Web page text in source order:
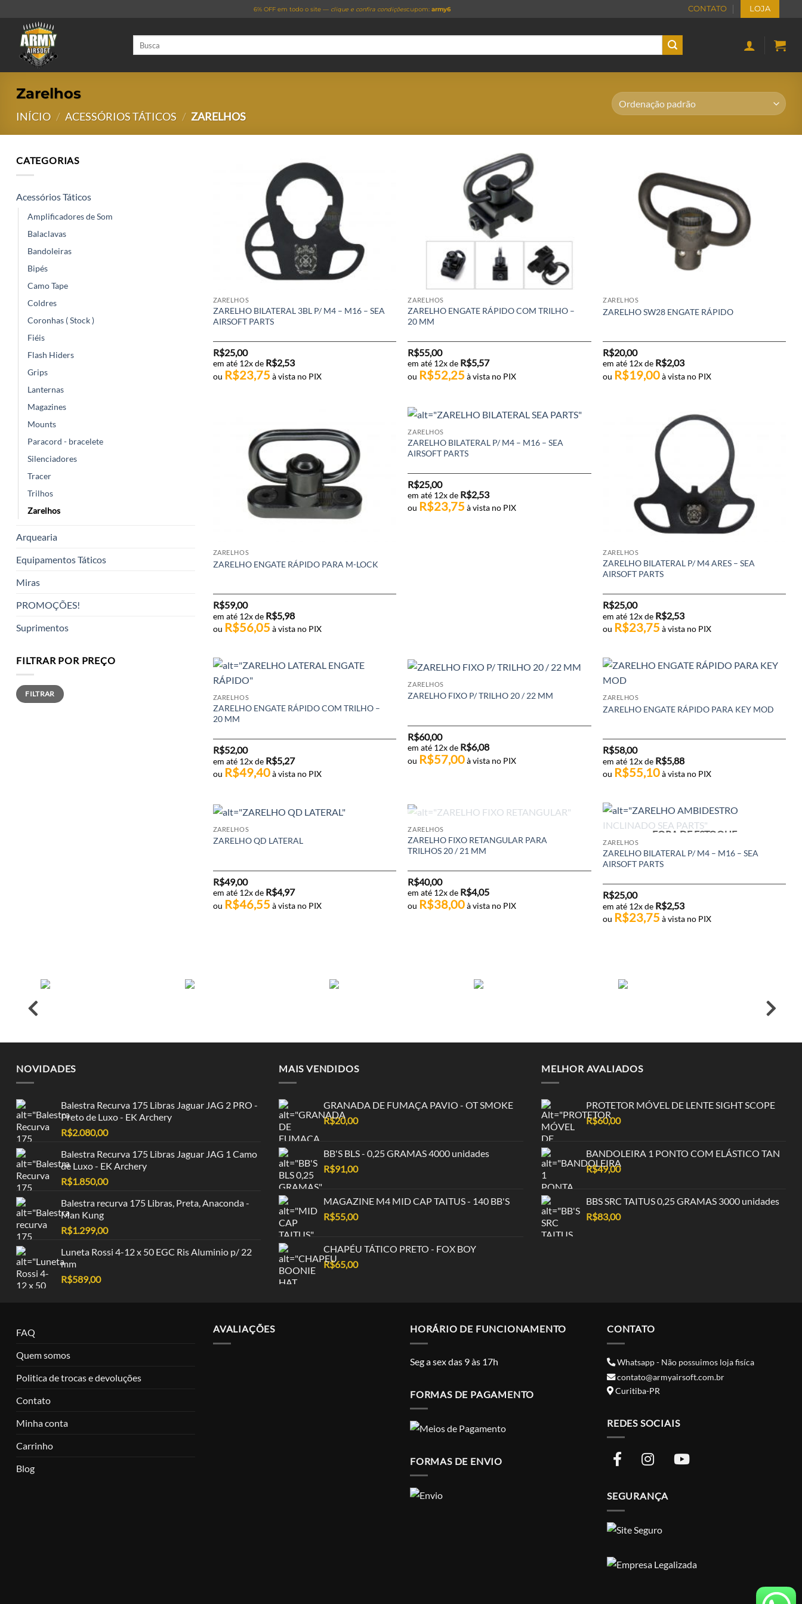
content
6% OFF em todo o site — clique e confira condiçõescupom:army6 CONTATO LOJA
Zarelhos
INÍCIO / ACESSÓRIOS TÁTICOS / ZARELHOS
CATEGORIAS
Acessórios Táticos
Amplificadores de Som
Balaclavas
Bandoleiras
Bipés
Camo Tape
Coldres
Coronhas ( Stock )
Fiéis
Flash Hiders
Grips
Lanternas
Magazines
Mounts
Paracord - bracelete
Silenciadores
Tracer
Trilhos
Zarelhos
Arquearia
Equipamentos Táticos
Miras
PROMOÇÕES!
Suprimentos
FILTRAR POR PREÇO
Preço
mínimo
Preço
máximo
FILTRAR
ZARELHOS
ZARELHO BILATERAL 3BL P/ M4 – M16 – SEA
AIRSOFT PARTS
R$25,00
em até 12x de R$2,53
ou R$23,75 à vista no PIX
ZARELHOS
ZARELHO ENGATE RÁPIDO COM TRILHO –
20 MM
R$55,00
em até 12x de R$5,57
ou R$52,25 à vista no PIX
ZARELHOS
ZARELHO SW28 ENGATE RÁPIDO
R$20,00
em até 12x de R$2,03
ou R$19,00à vista no PIX
ZARELHOS
ZARELHO ENGATE RÁPIDO PARA M-LOCK
R$59,00
em até 12x de R$5,98
ou R$56,05 à vista no PIX
ZARELHOS
ZARELHO BILATERAL P/ M4 – M16 – SEA
AIRSOFT PARTS
R$25,00
em até 12x de R$2,53
ou R$23,75 à vista no PIX
ZARELHOS
ZARELHO BILATERAL P/ M4 ARES – SEA
AIRSOFT PARTS
R$25,00
em até 12x de R$2,53
ou R$23,75 à vista no PIX
ZARELHOS
ZARELHO ENGATE RÁPIDO COM TRILHO –
20 MM
R$52,00
em até 12x de R$5,27
ou R$49,40à vista no PIX
ZARELHOS
ZARELHO FIXO P/ TRILHO 20 / 22 MM
R$60,00
em até 12x de R$6,08
ou R$57,00 à vista no PIX
ZARELHOS
ZARELHO ENGATE RÁPIDO PARA KEY MOD
R$58,00
em até 12x de R$5,88
ou R$55,10à vista no PIX
ZARELHOS
ZARELHO QD LATERAL
R$49,00
em até 12x de R$4,97
ou R$46,55 à vista no PIX
ZARELHOS
ZARELHO FIXO RETANGULAR PARA
TRILHOS 20 / 21 MM
R$40,00
em até 12x de R$4,05
ou R$38,00 à vista no PIX
FORA DE ESTOQUE
ZARELHOS
ZARELHO BILATERAL P/ M4 – M16 – SEA
AIRSOFT PARTS
R$25,00
em até 12x de R$2,53
ou R$23,75 à vista no PIX
NOVIDADES
Balestra Recurva 175 Libras Jaguar JAG 2 PRO -
Preto de Luxo - EK Archery
R$2.080,00
Balestra Recurva 175 Libras Jaguar JAG 1 Camo
de Luxo - EK Archery
R$1.850,00
Balestra recurva 175 Libras, Preta, Anaconda -
Man Kung
R$1.299,00
Luneta Rossi 4-12 x 50 EGC Ris Aluminio p/ 22
mm
R$589,00
MAIS VENDIDOS
GRANADA DE FUMAÇA PAVIO - OT SMOKE
R$20,00
BB'S BLS - 0,25 GRAMAS 4000 unidades
R$91,00
MAGAZINE M4 MID CAP TAITUS - 140 BB'S
R$55,00
CHAPÉU TÁTICO PRETO - FOX BOY
R$65,00
MELHOR AVALIADOS
PROTETOR MÓVEL DE LENTE SIGHT SCOPE
R$60,00
BANDOLEIRA 1 PONTO COM ELÁSTICO TAN
R$49,00
BBS SRC TAITUS 0,25 GRAMAS 3000 unidades
R$83,00
FAQ
Quem somos
Politica de trocas e devoluções
Contato
Minha conta
Carrinho
Blog
AVALIAÇÕES HORÁRIO DE FUNCIONAMENTO
Seg a sex das 9 às 17h
FORMAS DE PAGAMENTO
FORMAS DE ENVIO
CONTATO
Whatsapp - Não possuimos loja fisíca
contato@armyairsoft.com.br
Curitiba-PR
REDES SOCIAIS
SEGURANÇA